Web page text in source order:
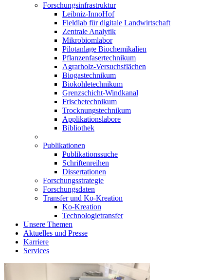
Forschungsinfrastruktur
Leibniz-InnoHof
Fieldlab für digitale Landwirtschaft
Zentrale Analytik
Mikrobiomlabor
Pilotanlage Biochemikalien
Pflanzenfasertechnikum
Agrarholz-Versuchsflächen
Biogastechnikum
Biokohletechnikum
Grenzschicht-Windkanal
Frischetechnikum
Trocknungstechnikum
Applikationslabore
Bibliothek
Publikationen
Publikationssuche
Schriftenreihen
Dissertationen
Forschungsstrategie
Forschungsdaten
Transfer und Ko-Kreation
Ko-Kreation
Technologietransfer
Unsere Themen
Aktuelles und Presse
Karriere
Services